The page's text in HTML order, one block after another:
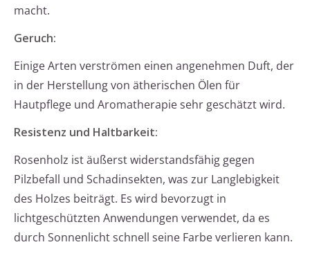
macht.
Geruch:
Einige Arten verströmen einen angenehmen Duft, der
in der Herstellung von ätherischen Ölen für
Hautpflege und Aromatherapie sehr geschätzt wird.
Resistenz und Haltbarkeit:
Rosenholz ist äußerst widerstandsfähig gegen
Pilzbefall und Schadinsekten, was zur Langlebigkeit
des Holzes beiträgt. Es wird bevorzugt in
lichtgeschützten Anwendungen verwendet, da es
durch Sonnenlicht schnell seine Farbe verlieren kann.